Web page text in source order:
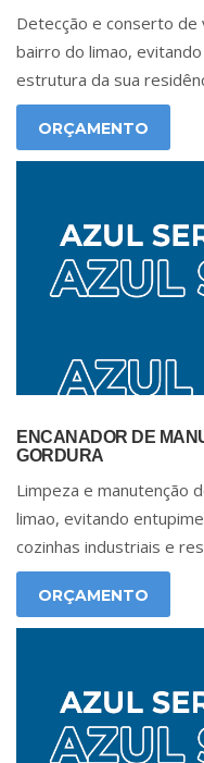
Detecção e conserto de
bairro do limao,
estrutura da sua
ORÇAMENTO
ENCANADOR DE
GORDURA
Limpeza e manutenção
limao, evitando
cozinhas industriais e
ORÇAMENTO